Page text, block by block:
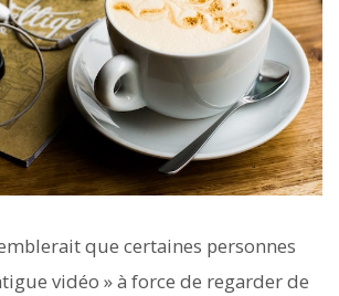
que certaines personnes
vidéo » à force de regarder de